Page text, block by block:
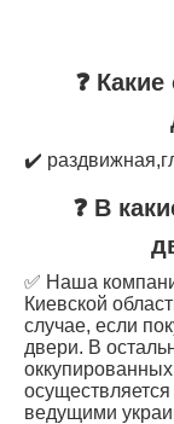
❓
✔️
❓ В
✅ Наша
Киевской
случае, если
двери. В
осуществляется
ведущими